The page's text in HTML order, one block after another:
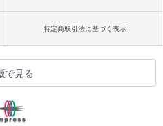
特定商取引法に基づく表示
で見る